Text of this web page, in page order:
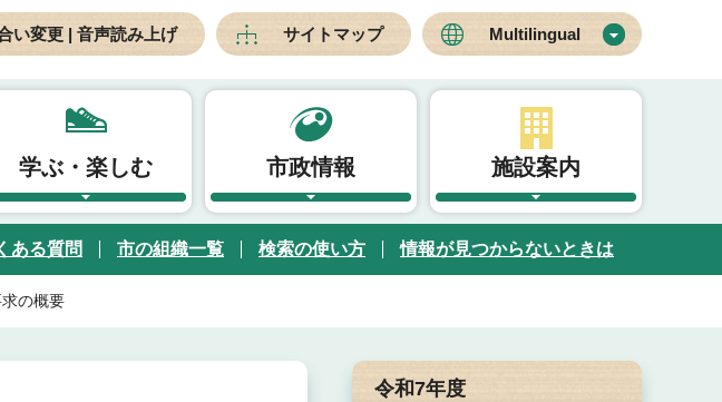
い変更 | 音声読み上げ サイトマップ Multilingual
学ぶ・楽しむ 市政情報 施設案内
ある質問 市の組織一覧 検索の使い方 情報が見つからないときは
の概要
令和7年度